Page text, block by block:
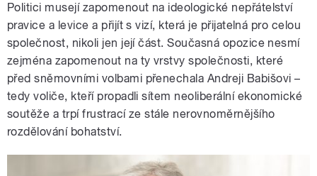
Politici musejí zapomenout na ideologické nepřátelství
pravice a levice a přijít s vizí, která je přijatelná pro celou
společnost, nikoli jen její část. Současná opozice nesmí
zejména zapomenout na ty vrstvy společnosti, které
před sněmovními volbami přenechala Andreji Babišovi –
tedy voliče, kteří propadli sítem neoliberální ekonomické
soutěže a trpí frustrací ze stále nerovnoměrnějšího
rozdělování bohatství.